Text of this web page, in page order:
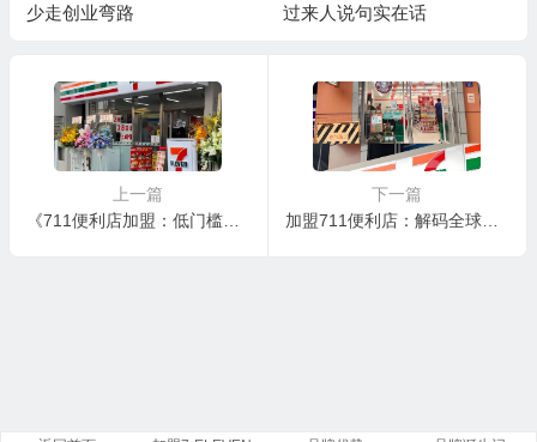
少走创业弯路
过来人说句实在话
上一篇
《711便利店加盟：低门槛高回报，24小时财富等你来》
下一篇
加盟711便利店：解码全球零售巨头的“隐形资产”与“增长密码”